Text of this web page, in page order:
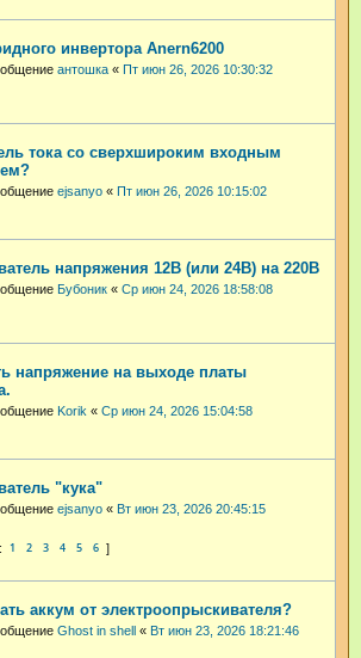
инвертора Anern6200
антошка « Пт июн 26, 2026 10:30:32
тока со сверхшироким входным
ejsanyo « Пт июн 26, 2026 10:15:02
напряжения 12В (или 24В) на 220В
Бубоник « Ср июн 24, 2026 18:58:08
напряжение на выходе платы
Korik « Ср июн 24, 2026 15:04:58
"кука"
ejsanyo « Вт июн 23, 2026 20:45:15
1 2 3 4 5 6
аккум от электроопрыскивателя?
Ghost in shell « Вт июн 23, 2026 18:21:46